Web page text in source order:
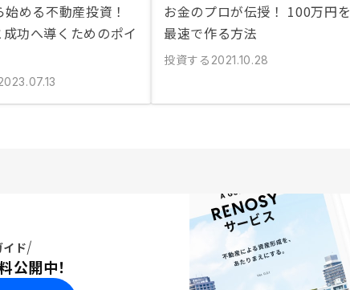
める不動産投資！
功へ導くためのポイ
お金のプロが伝授！ 100万円を
最速で作る方法
投資する 2021.10.28
ド
公開中！